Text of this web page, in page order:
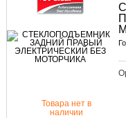
Товара нет в
наличии